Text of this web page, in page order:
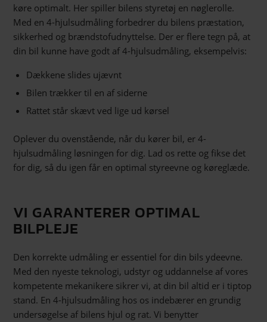
køre optimalt. Her spiller bilens styretøj en nøglerolle.
Med en 4-hjulsudmåling forbedrer du bilens præstation,
sikkerhed og brændstofudnyttelse. Der er flere tegn på, at
din bil kunne have godt af 4-hjulsudmåling, eksempelvis:
Dækkene slides ujævnt
Bilen trækker til en af siderne
Rattet står skævt ved lige ud kørsel
Oplever du ovenstående, når du kører bil, er 4-
hjulsudmåling løsningen for dig. Lad os rette og fikse det
for dig, så du igen får en optimal styreevne og køreglæde.
VI GARANTERER OPTIMAL
BILPLEJE
Den korrekte udmåling er essentiel for din bils ydeevne.
Med den nyeste teknologi, udstyr og uddannelse af vores
kompetente mekanikere sikrer vi, at din bil altid er i tiptop
stand. En 4-hjulsudmåling hos os indebærer en grundig
undersøgelse af bilens hjul og rat. Vi benytter